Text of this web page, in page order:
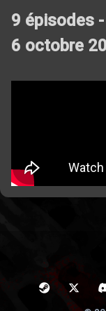
9 épisodes
6 octobre